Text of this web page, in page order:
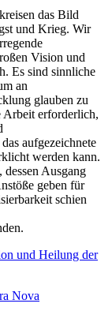
das Bild
und Krieg. Wir
Vision und
Es sind sinnliche
an
glauben zu
Arbeit erforderlich,
aufgezeichnete
werden kann.
Ausgang
geben für
schien
und Heilung der
Nova